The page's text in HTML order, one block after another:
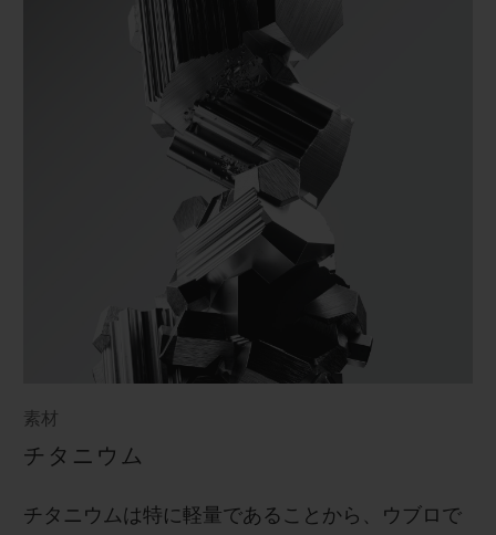
素材
チタニウム
チタニウムは特に軽量であることから、ウブロで